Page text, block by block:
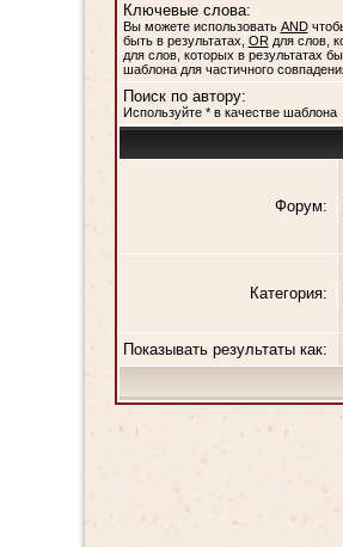
Ключевые слова:
Вы можете использовать AND
быть в результатах, ORдля слов,
для слов, которых в результатах
шаблона для частичного
Поиск по автору:
Используйте * в качестве шаблона
Форум:
Категория:
Показывать результаты как: